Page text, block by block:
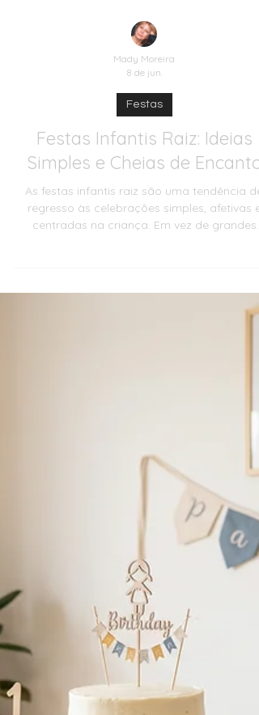
Mady Moreira
8 de jun.
Festas
Festas Infantis Raiz: Ideias
Simples e Cheias de Encanto
tradicionais, convidados próximos,